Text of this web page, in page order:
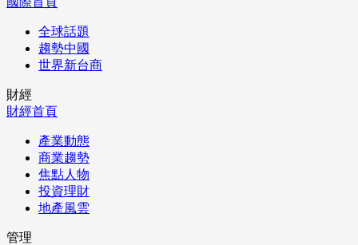
全球話題
趨勢中國
世界新台商
財經
財經首頁
產業動態
商業趨勢
焦點人物
投資理財
地產風雲
管理